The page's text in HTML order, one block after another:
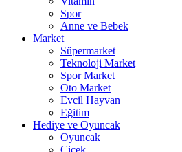
Spor
Anne ve Bebek
Market
Süpermarket
Teknoloji Market
Spor Market
Oto Market
Evcil Hayvan
Eğitim
Hediye ve Oyuncak
Oyuncak
Çiçek